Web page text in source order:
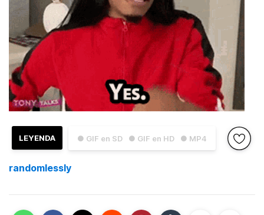
● GIF en SD ● GIF en HD ● MP4
LEYENDA
randomlessly